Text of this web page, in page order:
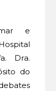
e
Dra.
do